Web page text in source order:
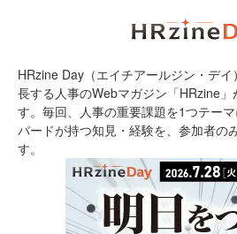
HRzine Day（エイチアールジン・デ
長する人事のWebマガジン「HRzine
す。毎回、人事の重要課題を1つテー
パードが持つ知見・経験を、参加者の
す。